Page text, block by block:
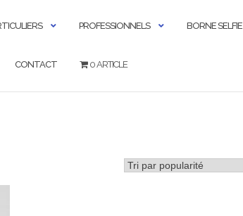
PROFESSIONNELS BORNE SELFIE
CONTACT 0 ARTICLE